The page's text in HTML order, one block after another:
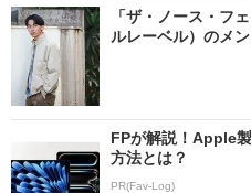
「ザ・ノース・フ
ルレーベル）のメ
FPが解説！Apple
方法とは？
PR(Fav-Log)